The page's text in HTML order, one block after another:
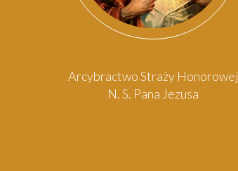
Arcybractwo Straży Honorowej
N. S. Pana Jezusa